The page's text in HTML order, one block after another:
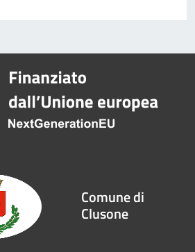
Comune di
Clusone